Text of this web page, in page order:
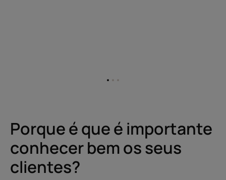
IrIrIr
3
Porque é que é importante
conhecer bem os seus
clientes?